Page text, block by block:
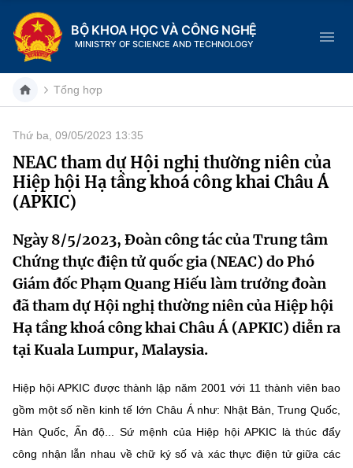
BỘ KHOA HỌC VÀ CÔNG NGHỆ
MINISTRY OF SCIENCE AND TECHNOLOGY
Danh mục
Trang chủ
Chức năng nhiệm vụ
Cơ cấu tổ chức
Lịch sử phát triển
Tin tức sự kiện
Khoa học và Công nghệ
Đổi mới sáng tạo
Bưu chính, Viễn thông
Sở hữu trí tuệ
Dịch vụ công
Hệ thống văn bản
Văn bản chỉ đạo điều hành
Lấy ý kiến người dân về dự thảo VBQPPL
THỐNG KÊ
Multimedia
Tổng hợp
Thứ ba, 09/05/2023 13:35
NEAC tham dự Hội nghị thường niên của
Hiệp hội Hạ tầng khoá công khai Châu Á
(APKIC)
Ngày 8/5/2023, Đoàn công tác của Trung tâm
Chứng thực điện tử quốc gia (NEAC) do Phó
Giám đốc Phạm Quang Hiếu làm trưởng đoàn
đã tham dự Hội nghị thường niên của Hiệp hội
Hạ tầng khoá công khai Châu Á (APKIC) diễn ra
tại Kuala Lumpur, Malaysia.
Hiệp hội APKIC được thành lập năm 2001 với 11 thành viên bao
gồm một số nền kinh tế lớn Châu Á như: Nhật Bản, Trung Quốc,
Hàn Quốc, Ấn độ... Sứ mệnh của Hiệp hội APKIC là thúc đẩy
công nhận lẫn nhau về chữ ký số và xác thực điện tử giữa các